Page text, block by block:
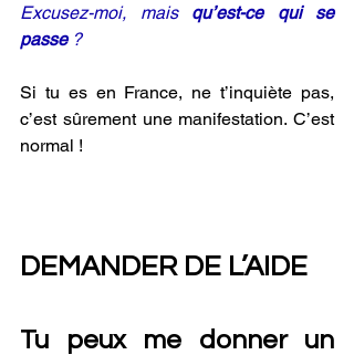
Excusez-moi, mais qu’est-ce qui se
passe ?
Si tu es en France, ne t’inquiète pas,
c’est sûrement une manifestation. C’est
normal !
DEMANDER DE L’AIDE
Tu peux me donner un